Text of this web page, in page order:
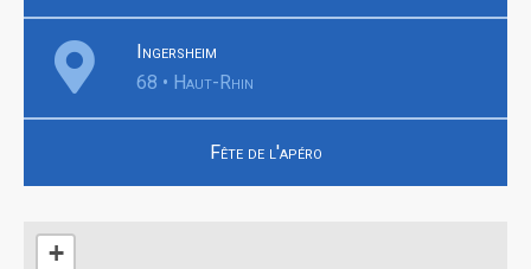
Ingersheim
68 • Haut-Rhin
Fête de l'apéro
+